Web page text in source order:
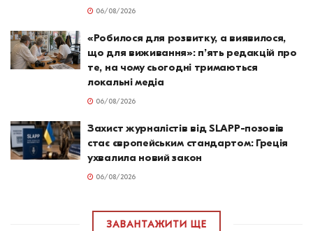
06/08/2026
«Робилося для розвитку, а виявилося,
що для виживання»: п’ять редакцій про
те, на чому сьогодні тримаються
локальні медіа
06/08/2026
Захист журналістів від SLAPP-позовів
стає європейським стандартом: Греція
ухвалила новий закон
06/08/2026
ЗАВАНТАЖИТИ ЩЕ